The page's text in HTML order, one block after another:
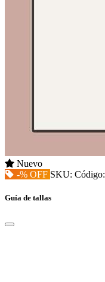
Nuevo
-% OFF SKU: Código:
Guía de tallas